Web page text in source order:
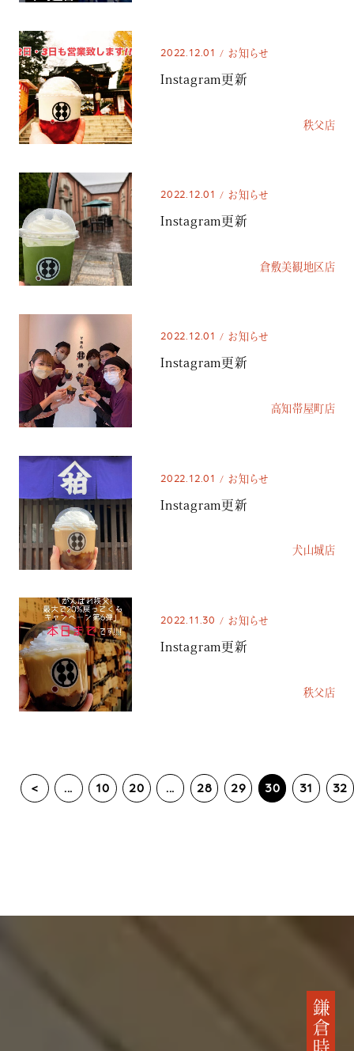
2022.12.01 お知らせ
Instagram更新
秩父店
2022.12.01 お知らせ
Instagram更新
倉敷美観地区店
2022.12.01 お知らせ
Instagram更新
高知帯屋町店
2022.12.01 お知らせ
Instagram更新
犬山城店
2022.11.30 お知らせ
Instagram更新
秩父店
< 10 20 28 29 30 31 32